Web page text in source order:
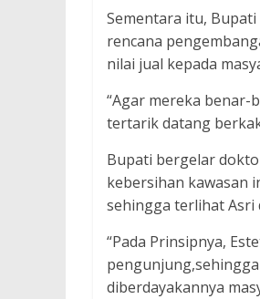
Sementara itu,
rencana
nilai jual kepada
“Agar mereka benar-
tertarik datang
Bupati bergelar
kebersihan kawasan
sehingga terlihat Asri
“Pada Prinsipnya,
diberdayakannya